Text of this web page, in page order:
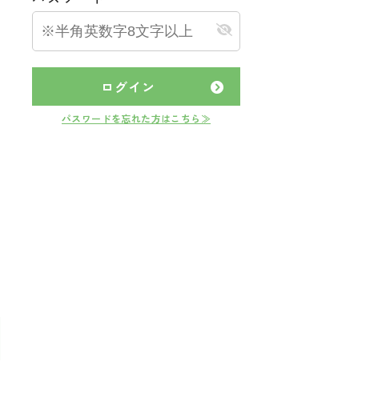
ログイン
パスワードを忘れた方はこちら≫